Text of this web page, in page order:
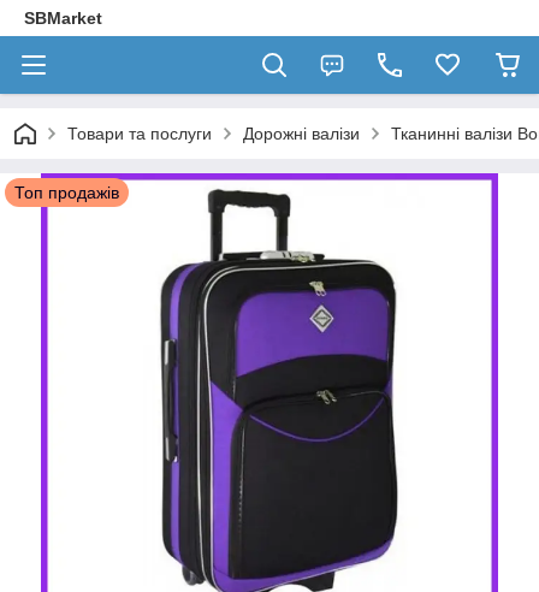
SBMarket
Товари та послуги Дорожні валізи Тканинні валізи
Топ продажів